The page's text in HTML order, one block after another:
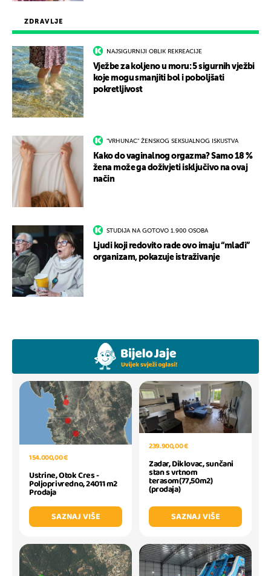
ZDRAVLJE
NAJSIGURNIJI OBLIK REKREACIJE
Vježbe za koljeno u moru: 5 sigurnih vježbi
koje mogu smanjiti bol i poboljšati
pokretljivost
"VRHUNAC" ŽENSKOG SEKSUALNOG ISKUSTVA
Kako do vaginalnog orgazma? Samo 18 %
žena može ga doživjeti isključivo na ovaj
način
STUDIJA NA GOTOVO 1.900 OSOBA
Ljudi koji redovito rade ovo imaju “mlađi”
organizam, pokazuje istraživanje
154.000,00 €
Ustrine, Otok Cres -
Poljoprivredno, 24011 m2
Prodaja
SAZNAJ VIŠE
239.900,00 €
Zadar, Diklovac, sunčani
stan s vrtnom
terasom(77,50m2)
(prodaja)
SAZNAJ VIŠE